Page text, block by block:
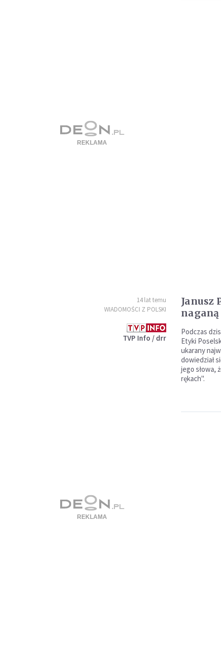
14 lat temu
WIADOMOŚCI Z POLSKI
TVP Info / drr
Janusz
naganą
Podczas
Etyki
ukarany
dowiedział
jego słowa,
rękach".